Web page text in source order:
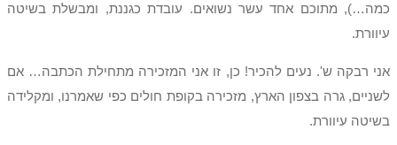
כמה…), מתוכם אחד עשר נשואים. עובדת כגננת, ומבשלת בשיטה
עיוורת.
אני רבקה ש'. נעים להכיר! כן, זו אני המזכירה מתחילת הכתבה… אם
לשניים, גרה בצפון הארץ, מזכירה בקופת חולים כפי שאמרנו, ומקלידה
בשיטה עיוורת.